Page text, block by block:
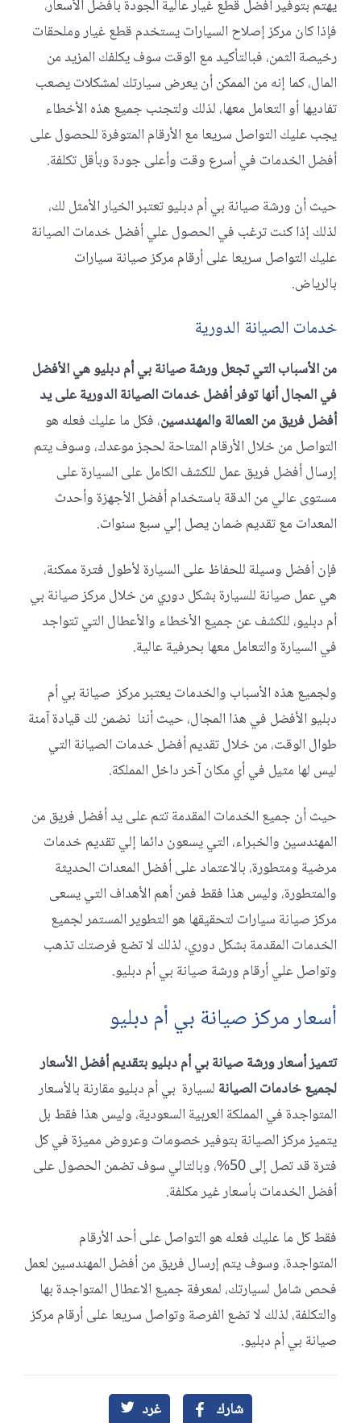
يهتم بتوفير أفضل قطع غيار عالية الجودة بأفضل الأسعار،
فإذا كان مركز إصلاح السيارات يستخدم قطع غيار وملحقات
رخيصة الثمن، فبالتأكيد مع الوقت سوف يكلفك المزيد من
المال، كما إنه من الممكن أن يعرض سيارتك لمشكلات يصعب
تفاديها أو التعامل معها، لذلك ولتجنب جميع هذه الأخطاء
يجب عليك التواصل سريعا مع الأرقام المتوفرة للحصول على
أفضل الخدمات في أسرع وقت وأعلى جودة وبأقل تكلفة.
حيث أن ورشة صيانة بي أم دبليو تعتبر الخيار الأمثل لك،
لذلك إذا كنت ترغب في الحصول علي أفضل خدمات الصيانة
عليك التواصل سريعا على أرقام مركز صيانة سيارات
بالرياض.
خدمات الصيانة الدورية
من الأسباب التي تجعل ورشة صيانة بي أم دبليو هي الأفضل
في المجال أنها توفر أفضل خدمات الصيانة الدورية على يد
أفضل فريق من العمالة والمهندسين، فكل ما عليك فعله هو
التواصل من خلال الأرقام المتاحة لحجز موعدك، وسوف يتم
إرسال أفضل فريق عمل للكشف الكامل على السيارة على
مستوى عالي من الدقة باستخدام أفضل الأجهزة وأحدث
المعدات مع تقديم ضمان يصل إلي سبع سنوات.
فإن أفضل وسيلة للحفاظ على السيارة لأطول فترة ممكنة،
هي عمل صيانة للسيارة بشكل دوري من خلال مركز صيانة بي
أم دبليو، للكشف عن جميع الأخطاء والأعطال التي تتواجد
في السيارة والتعامل معها بحرفية عالية.
ولجميع هذه الأسباب والخدمات يعتبر مركز صيانة بي أم
دبليو الأفضل في هذا المجال، حيث أننا نضمن لك قيادة آمنة
طوال الوقت، من خلال تقديم أفضل خدمات الصيانة التي
ليس لها مثيل في أي مكان آخر داخل المملكة.
حيث أن جميع الخدمات المقدمة تتم على يد أفضل فريق من
المهندسين والخبراء، التي يسعون دائما إلي تقديم خدمات
مرضية ومتطورة، بالاعتماد على أفضل المعدات الحديثة
والمتطورة، وليس هذا فقط فمن أهم الأهداف التي يسعى
مركز صيانة سيارات لتحقيقها هو التطوير المستمر لجميع
الخدمات المقدمة بشكل دوري، لذلك لا تضع فرصتك تذهب
وتواصل علي أرقام ورشة صيانة بي أم دبليو.
أسعار مركز صيانة بي أم دبليو
تتميز أسعار ورشة صيانة بي أم دبليو بتقديم أفضل الأسعار
لجميع خادمات الصيانة لسيارة بي أم دبليو مقارنة بالأسعار
المتواجدة في المملكة العربية السعودية، وليس هذا فقط بل
يتميز مركز الصيانة بتوفير خصومات وعروض مميزة في كل
فترة قد تصل إلى 50%، وبالتالي سوف تضمن الحصول على
أفضل الخدمات بأسعار غير مكلفة.
فقط كل ما عليك فعله هو التواصل على أحد الأرقام
المتواجدة، وسوف يتم إرسال فريق من أفضل المهندسين لعمل
فحص شامل لسيارتك، لمعرفة جميع الاعطال المتواجدة بها
والتكلفة، لذلك لا تضع الفرصة وتواصل سريعا على أرقام مركز
صيانة بي أم دبليو.
شارك غرد